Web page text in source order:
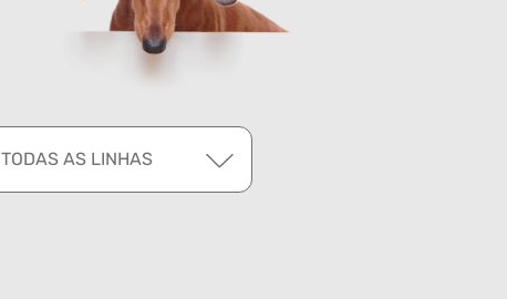
TODAS AS LINHAS